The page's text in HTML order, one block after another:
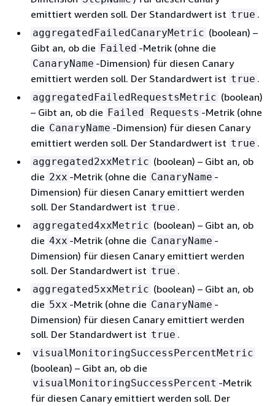
emittiert werden soll. Der Standardwert ist true .
aggregatedFailedCanaryMetric (boolean) –
Gibt an, ob die Failed -Metrik (ohne die
CanaryName -Dimension) für diesen Canary
emittiert werden soll. Der Standardwert ist true .
aggregatedFailedRequestsMetric (boolean)
– Gibt an, ob die Failed Requests -Metrik (ohne
die CanaryName -Dimension) für diesen Canary
emittiert werden soll. Der Standardwert ist true .
aggregated2xxMetric (boolean) – Gibt an, ob
die 2xx -Metrik (ohne die CanaryName -
Dimension) für diesen Canary emittiert werden
soll. Der Standardwert ist true .
aggregated4xxMetric (boolean) – Gibt an, ob
die 4xx -Metrik (ohne die CanaryName -
Dimension) für diesen Canary emittiert werden
soll. Der Standardwert ist true .
aggregated5xxMetric (boolean) – Gibt an, ob
die 5xx -Metrik (ohne die CanaryName -
Dimension) für diesen Canary emittiert werden
soll. Der Standardwert ist true .
visualMonitoringSuccessPercentMetric
(boolean) – Gibt an, ob die
visualMonitoringSuccessPercent -Metrik
für diesen Canary emittiert werden soll. Der